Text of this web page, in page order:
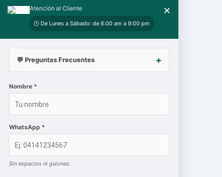
Atención al Cliente
🕒 De Lunes a Sábado: de 8:00 am a 9:00 pm
×
💬 Preguntas Frecuentes
Nombre *
WhatsApp *
Sin espacios ni guiones.